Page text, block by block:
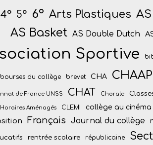
4° 5° 6° Arts Plastiques
AS Basket AS Double Dutch
Sportive
bourses du collège brevet CHA CHAAP
de France UNSS CHAT Chorale
Aménagés CLEMI collège au cinéma
Français Journal du collège
rentrée scolaire républicaine